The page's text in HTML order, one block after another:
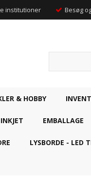
institutioner Besøg
& HOBBY
EMBALLAGE
LYSBORDE - LED